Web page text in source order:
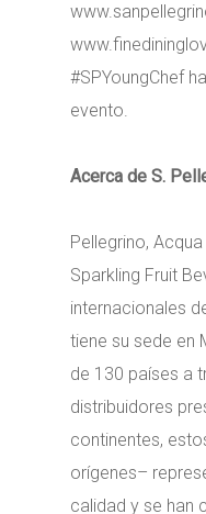
#SPYoungChef
evento.
Acerca de S.
Pellegrino,
Sparkling Fruit
internacionales
tiene su sede en
de 130 países a
distribuidores
continentes,
orígenes–
calidad y se han